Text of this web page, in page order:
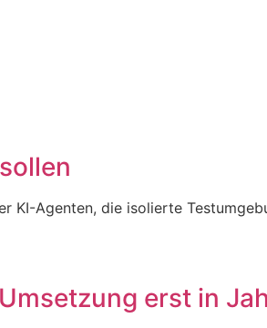
Agenten, die isolierte
erst in